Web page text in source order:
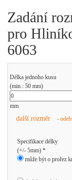
Zadání
pro
6063
Délka jednoho kusu
(min.: 50 mm)
mm
další rozměr -
Specifikace délky
(+/- 5mm) *
může být o prořez